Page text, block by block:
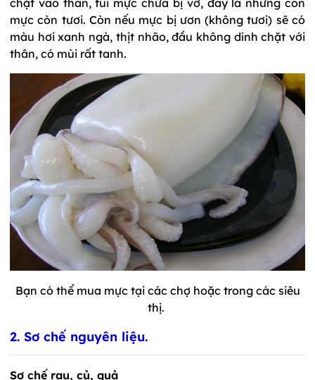
mực còn tươi. Còn nếu mực bị ươn (không tươi) sẽ có
màu hơi xanh ngà, thịt nhão, đầu không dính chặt với
thân, có mùi rất tanh.
Bạn có thể mua mực tại các chợ hoặc trong các siêu
thị.
2. Sơ chế nguyên liệu.
Sơ chế rau, củ, quả